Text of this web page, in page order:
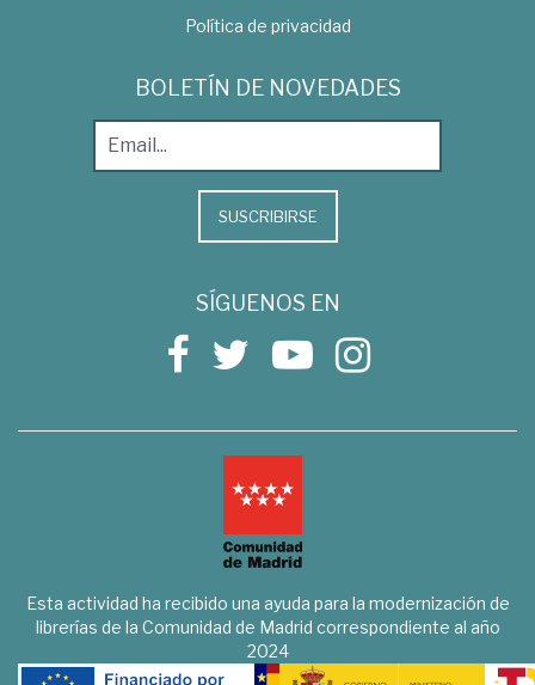
Política de privacidad
BOLETÍN DE NOVEDADES
SUSCRIBIRSE
SÍGUENOS EN
Esta actividad ha recibido una ayuda para la modernización de
librerías de la Comunidad de Madrid correspondiente al año
2024